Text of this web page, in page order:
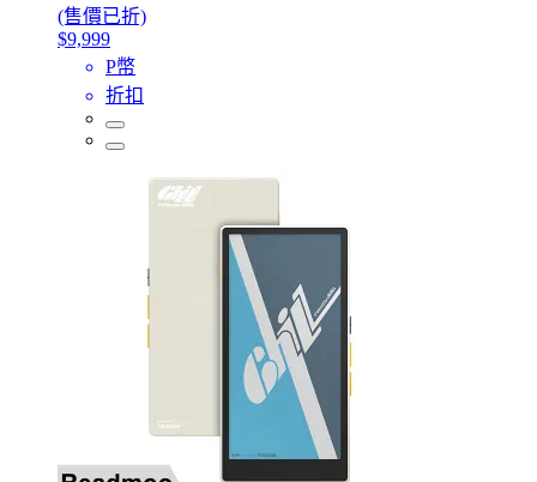
(售價已折)
$9,999
P幣
折扣